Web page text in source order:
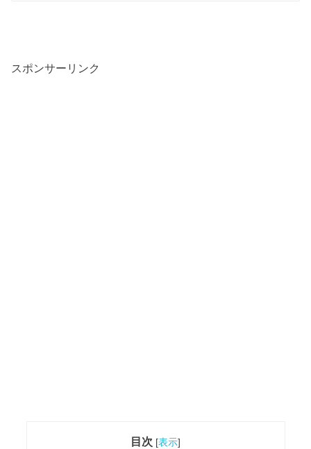
スポンサーリンク
目次 [表示]